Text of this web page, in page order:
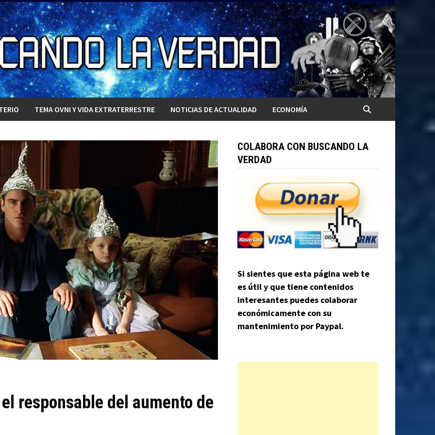
TEMA OVNI Y VIDA EXTRATERRESTRE NOTICIAS DE ACTUALIDAD ECONOMÍA
responsable del aumento de
COLABORA CON BUSCANDO LA
VERDAD
Si sientes que esta página web te
es útil y que tiene contenidos
interesantes puedes colaborar
económicamente con su
mantenimiento por Paypal.